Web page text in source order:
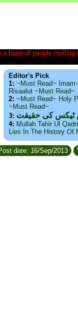
band of people
Editor's Pick
1: ~Must Read~
Risaalut ~Must Read~
2: ~Must Read~ Holy
~Must Read~
3: ٹیکس کی حقیقت
4: Mullah Tahir Ul
Lies In The History Of
date: 16/Sep/2013